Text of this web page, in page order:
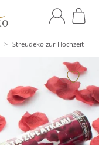
> Streudeko zur Hochzeit